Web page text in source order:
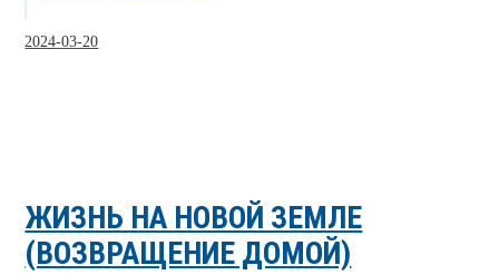
2024-03-20
ЖИЗНЬ НА НОВОЙ ЗЕМЛЕ
(ВОЗВРАЩЕНИЕ ДОМОЙ)